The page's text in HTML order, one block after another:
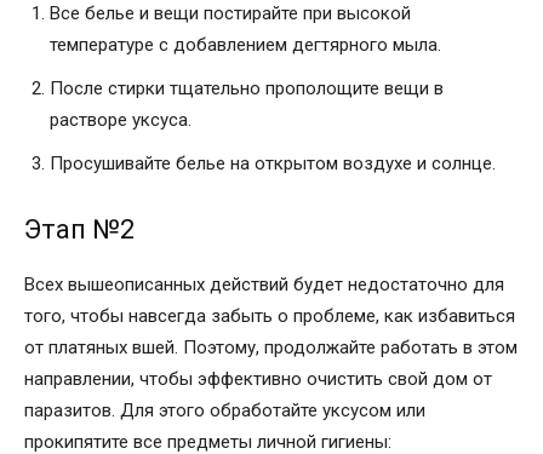
Все белье и вещи постирайте при высокой
температуре с добавлением дегтярного мыла.
После стирки тщательно прополощите вещи в
растворе уксуса.
Просушивайте белье на открытом воздухе и солнце.
Этап №2
Всех вышеописанных действий будет недостаточно для
того, чтобы навсегда забыть о проблеме, как избавиться
от платяных вшей. Поэтому, продолжайте работать в этом
направлении, чтобы эффективно очистить свой дом от
паразитов. Для этого обработайте уксусом или
прокипятите все предметы личной гигиены: